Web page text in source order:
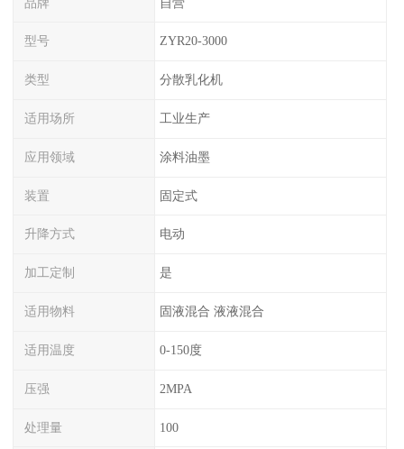
型号 ZYR20-3000
类型 分散乳化机
适用场所 工业生产
应用领域 涂料油墨
装置 固定式
升降方式 电动
加工定制 是
适用物料 固液混合 液液混合
适用温度 0-150度
压强 2MPA
处理量 100